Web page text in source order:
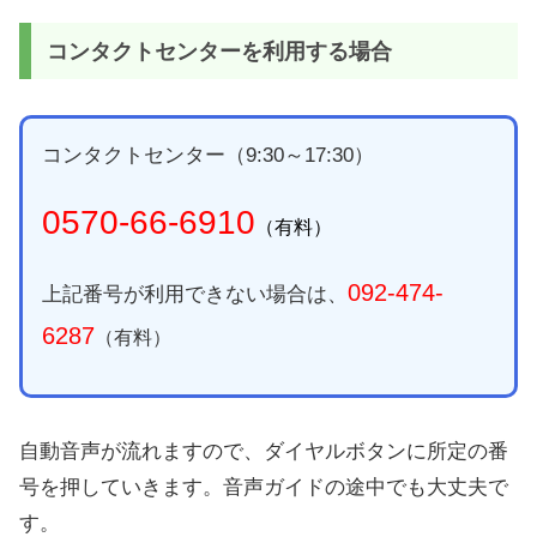
コンタクトセンターを利用する場合
コンタクトセンター（9:30～17:30）
0570-66-6910 （有料）
上記番号が利用できない場合は、 092-474-
6287 （有料）
自動音声が流れますので、ダイヤルボタンに所定の番
号を押していきます。音声ガイドの途中でも大丈夫で
す。